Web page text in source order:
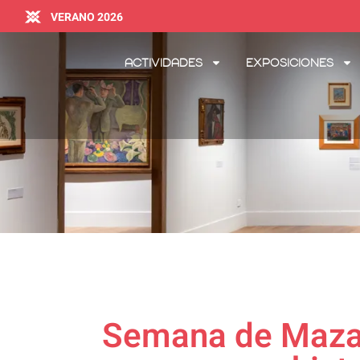
VERANO 2026
Actividades Exposiciones
Semana de